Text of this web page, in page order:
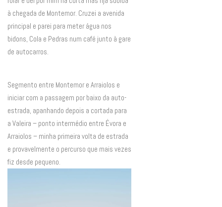
à chegada de Montemor. Cruzei a avenida
principal e parei para meter água nos
bidons, Cola e Pedras num café junto à gare
de autocarros.
Segmento entre Montemor e Arraiolos e
iniciar com a passagem por baixo da auto-
estrada, apanhando depois a cortada para
a Valeira – ponto intermédio entre Évora e
Arraiolos – minha primeira volta de estrada
e provavelmente o percurso que mais vezes
fiz desde pequeno.